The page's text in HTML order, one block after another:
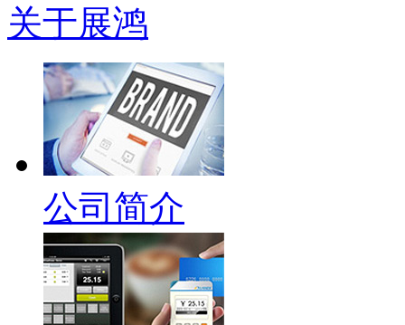
关于展鸿
公司简介